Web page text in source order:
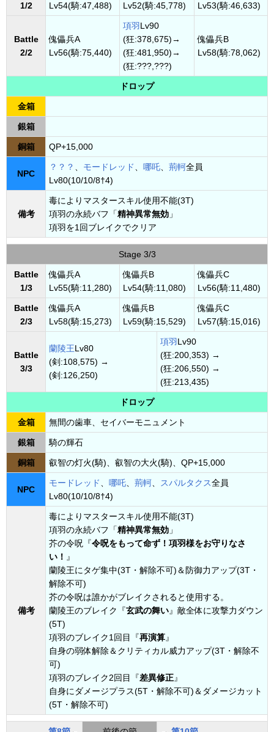
1/2
Lv54(騎:47,488)
Lv52(騎:45,778)
Lv53(騎:46,633)
Battle
2/2
傀儡兵A
Lv56(騎:75,440)
項羽Lv90
(狂:378,675)→
(狂:481,950)→
(狂:???,???)
傀儡兵B
Lv58(騎:78,062)
ドロップ
金箱
銀箱
銅箱 QP+15,000
NPC
？？？ モードレッド 哪吒 荊軻全員
Lv80(10/10/8†4)
備考
毒によりマスタースキル使用不能(3T)
項羽の永続バフ「精神異常無効 」
項羽を1回ブレイクでクリア
Stage 3/3
Battle
1/3
傀儡兵A
Lv55(騎:11,280)
傀儡兵B
Lv54(騎:11,080)
傀儡兵C
Lv56(騎:11,480)
Battle
2/3
傀儡兵A
Lv58(騎:15,273)
傀儡兵B
Lv59(騎:15,529)
傀儡兵C
Lv57(騎:15,016)
Battle
3/3
蘭陵王Lv80
(剣:108,575) →
(剣:126,250)
項羽Lv90
(狂:200,353) →
(狂:206,550) →
(狂:213,435)
ドロップ
金箱 無間の歯車、セイバーモニュメント
銀箱 騎の輝石
銅箱 叡智の灯火(騎)、叡智の大火(騎)、QP+15,000
NPC
モードレッド 哪吒 荊軻 スパルタクス全員
Lv80(10/10/8†4)
備考
毒によりマスタースキル使用不能(3T)
項羽の永続バフ「精神異常無効 」
芥の令呪『令呪をもって命ず！項羽様をお守りなさ
い！ 』
蘭陵王にタゲ集中(3T・解除不可)＆防御力アップ(3T・
解除不可)
芥の令呪は誰かがブレイクされると使用する。
蘭陵王のブレイク『玄武の舞い』敵全体に攻撃力ダウン
(5T)
項羽のブレイク1回目『再演算』
自身の弱体解除＆クリティカル威力アップ(3T・解除不
可)
項羽のブレイク2回目『差異修正』
自身にダメージプラス(5T・解除不可)＆ダメージカット
(5T・解除不可)